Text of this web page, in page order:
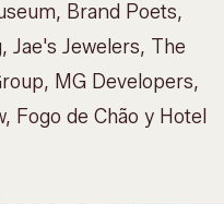
Brand Poets,
Jae's Jewelers, The
MG Developers,
Fogo de Chão y Hotel